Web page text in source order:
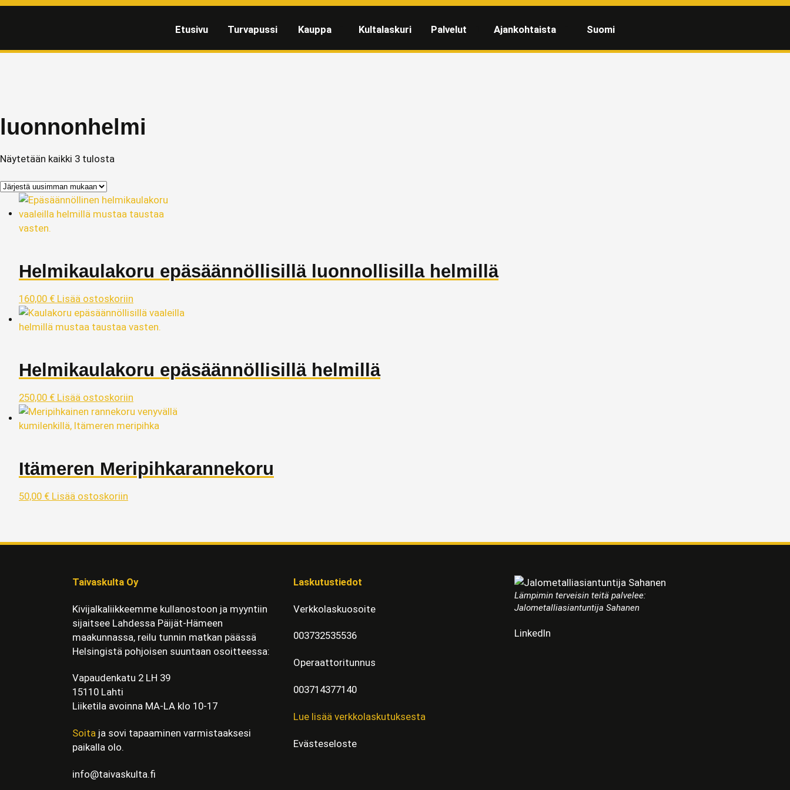
Etusivu Turvapussi Kauppa Kultalaskuri Palvelut Ajankohtaista Suomi
luonnonhelmi
Näytetään kaikki 3 tulosta
Helmikaulakoru epäsäännöllisillä luonnollisilla helmillä
160,00 € Lisää ostoskoriin
Helmikaulakoru epäsäännöllisillä helmillä
250,00 € Lisää ostoskoriin
Itämeren Meripihkarannekoru
50,00 € Lisää ostoskoriin
Taivaskulta Oy
Kivijalkaliikkeemme kullanostoon ja myyntiin
sijaitsee Lahdessa Päijät-Hämeen
maakunnassa, reilu tunnin matkan päässä
Helsingistä pohjoisen suuntaan osoitteessa:
Vapaudenkatu 2 LH 39
15110 Lahti
Liiketila avoinna MA-LA klo 10-17
Soita ja sovi tapaaminen varmistaaksesi
paikalla olo.
info@taivaskulta.fi
Laskutustiedot
Verkkolaskuosoite
003732535536
Operaattoritunnus
003714377140
Lue lisää verkkolaskutuksesta
Evästeseloste
Lämpimin terveisin teitä palvelee:
Jalometalliasiantuntija Sahanen
LinkedIn